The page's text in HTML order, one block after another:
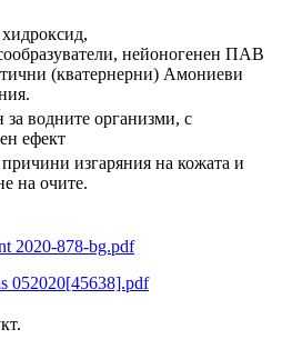
нейоногенен ПАВ
(кватернерни) Амониеви
за водните организми, с
ефект
изгаряния на кожата и
на очите.
2020-878-bg.pdf
052020[45638].pdf